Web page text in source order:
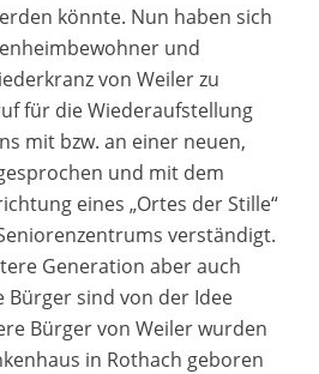
könnte. Nun haben sich
und
von Weiler zu
für die Wiederaufstellung
mit bzw. an einer neuen,
und mit dem
eines „Ortes der Stille“
verständigt.
Generation aber auch
Bürger sind von der Idee
Bürger von Weiler wurden
in Rothach geboren